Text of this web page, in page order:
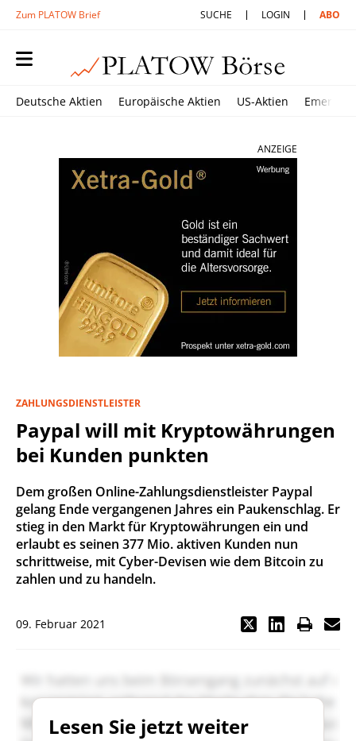
Zum PLATOW Brief SUCHE LOGIN ABO
Deutsche Aktien Europäische Aktien US-Aktien
ANZEIGE
ZAHLUNGSDIENSTLEISTER
Paypal will mit Kryptowährungen
bei Kunden punkten
Dem großen Online-Zahlungsdienstleister Paypal
gelang Ende vergangenen Jahres ein Paukenschlag. Er
stieg in den Markt für Kryptowährungen ein und
erlaubt es seinen 377 Mio. aktiven Kunden nun
schrittweise, mit Cyber-Devisen wie dem Bitcoin zu
zahlen und zu handeln.
09. Februar 2021
Lesen Sie jetzt weiter